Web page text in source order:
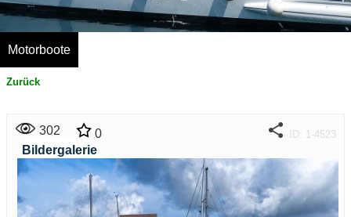
Motorboote
Zurück
302 0 ID: 1-4523
Bildergalerie